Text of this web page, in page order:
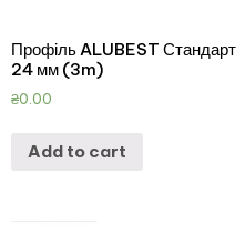
Профіль ALUBEST Стандарт
24 мм (3m)
₴0.00
Add to cart